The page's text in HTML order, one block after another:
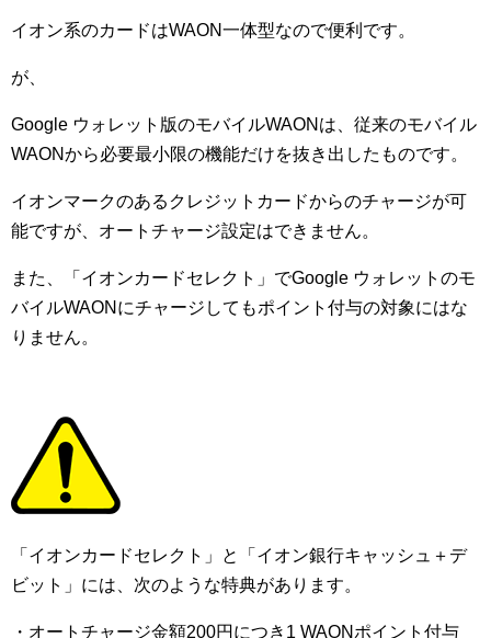
イオン系のカードはWAON一体型なので便利です。
が、
Google ウォレット版のモバイルWAONは、従来のモバイル
WAONから必要最小限の機能だけを抜き出したものです。
イオンマークのあるクレジットカードからのチャージが可
能ですが、オートチャージ設定はできません。
また、「イオンカードセレクト」でGoogle ウォレットのモ
バイルWAONにチャージしてもポイント付与の対象にはな
りません。
「イオンカードセレクト」と「イオン銀行キャッシュ＋デ
ビット」には、次のような特典があります。
・オートチャージ金額200円につき1 WAONポイント付与